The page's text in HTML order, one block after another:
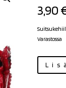
3,90
Varastossa
määrä